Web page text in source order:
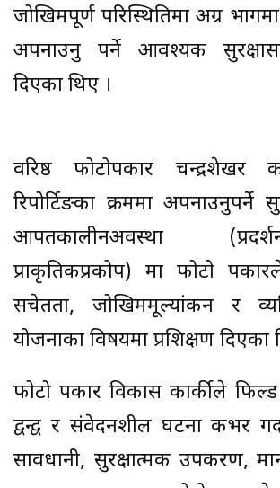
जोखिमपूर्ण परिस्थितिमा अग्र
अपनाउनु पर्ने आवश्यक
दिएका थिए ।
वरिष्ठ फोटोपत्रकार चन्द्रशेखर
रिपोर्टिङका क्रममा अपनाउनुपर्ने
आपतकालीनअवस्था
प्राकृतिकप्रकोप) मा फोटो
सचेतता, जोखिममूल्यांकन र
योजनाका विषयमा प्रशिक्षण दिएका
फोटो पत्रकार विकास कार्कीले
द्वन्द्व र संवेदनशील घटना कभर
सावधानी, सुरक्षात्मक उपकरण,